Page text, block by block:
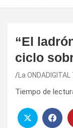
“El
ciclo
La ONDADIGITAL
Tiempo de